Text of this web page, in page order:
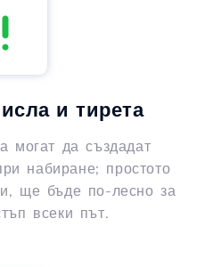
и тирета
могат да създадат
набиране; простото
ще бъде по-лесно за
всеки път.